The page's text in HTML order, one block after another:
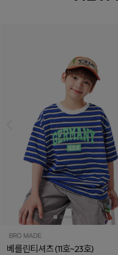
베를린티셔츠(11호~23호)